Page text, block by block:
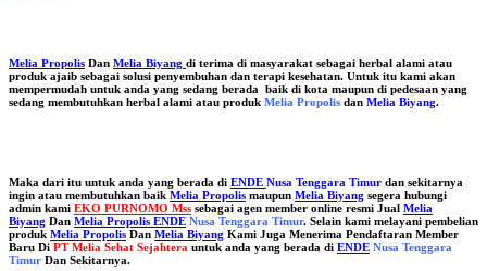
Melia Propolis Dan Melia Biyang di terima di masyarakat sebagai herbal alami atau
produk ajaib sebagai solusi penyembuhan dan terapi kesehatan. Untuk itu kami akan
mempermudah untuk anda yang sedang berada baik di kota maupun di pedesaan yang
sedang membutuhkan herbal alami atau produk Melia Propolis dan Melia Biyang.
Maka dari itu untuk anda yang berada di ENDE Nusa Tenggara Timur dan sekitarnya
ingin atau membutuhkan baik Melia Propolis maupun Melia Biyang segera hubungi
admin kami EKO PURNOMO Mss sebagai agen member online resmi Jual Melia
Biyang Dan Melia Propolis ENDE Nusa Tenggara Timur. Selain kami melayani pembelian
produk Melia Propolis Dan Melia Biyang Kami Juga Menerima Pendaftaran Member
Baru Di PT Melia Sehat Sejahtera untuk anda yang berada di ENDE Nusa Tenggara
Timur Dan Sekitarnya.